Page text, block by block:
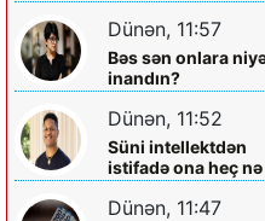
Dünən, 11:57
Bəs sən onlara
inandın?
Dünən, 11:52
Süni intellektdən
istifadə ona heç nə
qazandırmadı...
Dünən, 11:47